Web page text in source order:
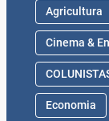
Agricultura
Cinema &
Economia